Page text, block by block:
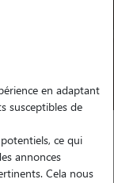
Alpes
Isère
en adaptant
susceptibles de
ce qui
annonces
Cela nous